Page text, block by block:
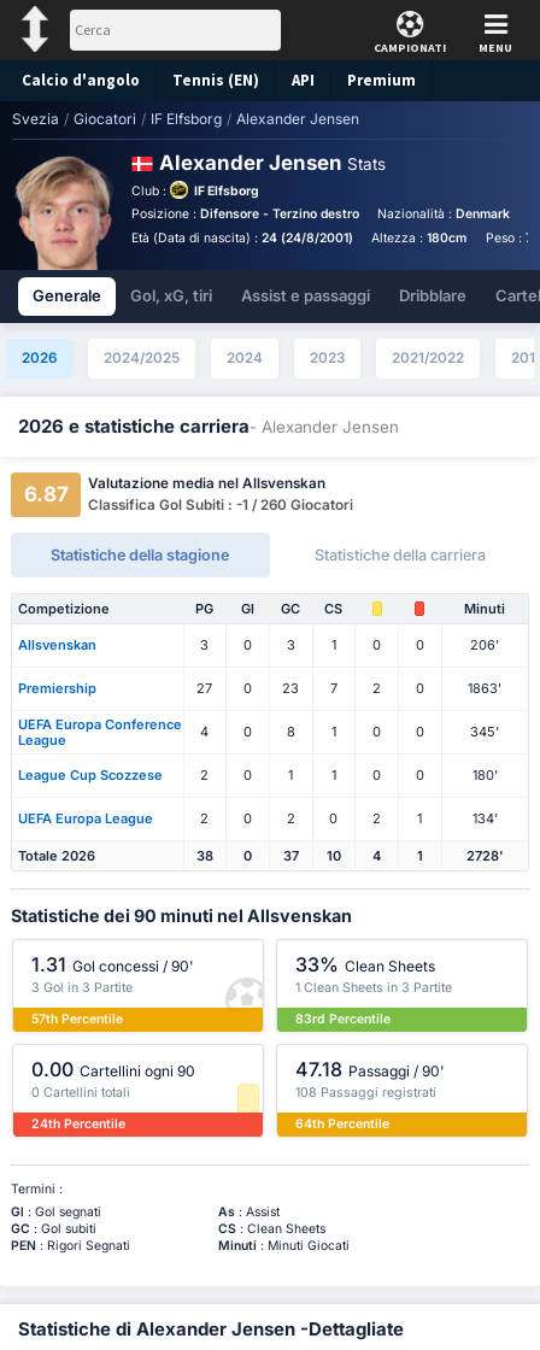
CAMPIONATI MENU
Calcio d'angolo Tennis (EN) API Premium
Pronostico
Svezia / Giocatori / IF Elfsborg / Alexander Jensen
Alexander Jensen Stats
Club :
IF Elfsborg
Posizione : Difensore - Terzino destro Nazionalità :Denmark
Età (Data di nascita) : 24 (24/8/2001) Altezza :180cm Peso :
Generale Gol, xG, tiri Assist e passaggi Dribblare
2026 2024/2025 2024 2023 2021/2022
2026 e statistiche carriera- Alexander Jensen
6.87
Valutazione media nel Allsvenskan
Classifica Gol Subiti : -1 / 260 Giocatori
Statistiche della stagione Statistiche della carriera
Competizione PG Gl GC CS Minuti
Allsvenskan 3 0 3 1 0 0 206'
Premiership 27 0 23 7 2 0 1863'
UEFA Europa Conference
League
4 0 8 1 0 0 345'
League Cup Scozzese 2 0 1 1 0 0 180'
UEFA Europa League 2 0 2 0 2 1 134'
Totale 2026 38 0 37 10 4 1 2728'
Statistiche dei 90 minuti nel Allsvenskan
1.31 Gol concessi / 90'
3 Gol in 3 Partite
57th Percentile
33% Clean Sheets
1 Clean Sheets in 3 Partite
83rd Percentile
0.00 Cartellini ogni 90
0 Cartellini totali
24th Percentile
47.18 Passaggi / 90'
108 Passaggi registrati
64th Percentile
Termini :
Gl : Gol segnati As: Assist
GC : Gol subiti CS: Clean Sheets
PEN: Rigori Segnati Minuti : Minuti Giocati
Statistiche di Alexander Jensen -Dettagliate